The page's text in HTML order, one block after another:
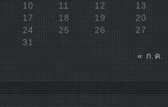
10
11 12 13
17
18 19 20
24
25 26 27
31
« ก.ค.